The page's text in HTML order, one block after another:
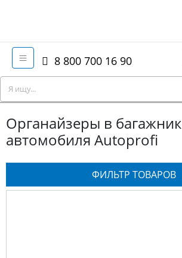
8 800 700 16 90
Органайзеры в багажник
автомобиля Autoprofi
ФИЛЬТР ТОВАРОВ